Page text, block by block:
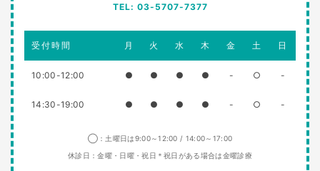
TEL: 03-5707-7377
受付時間 月 火 水 木 金 土 日
10:00-12:00 ● ● ● ● - ○ -
14:30-19:00 ● ● ● ● - ○ -
◯：土曜日は9:00～12:00 / 14:00～17:00
休診日：金曜・日曜・祝日＊祝日がある場合は金曜診療